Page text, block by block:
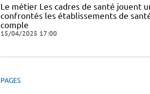
Le métier Les cadres de santé jouent
confrontés les établissements de
comple
15/04/2025 17:00
PAGES